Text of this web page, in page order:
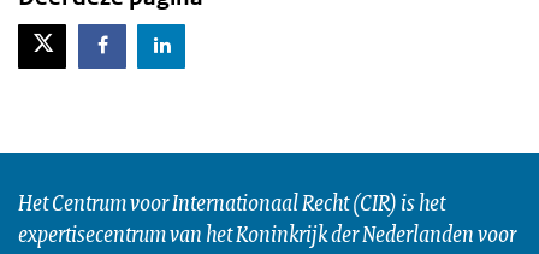
X-TwitterFacebookLinkedIn
Het Centrum voor Internationaal Recht (CIR) is het
expertisecentrum van het Koninkrijk der Nederlanden voor